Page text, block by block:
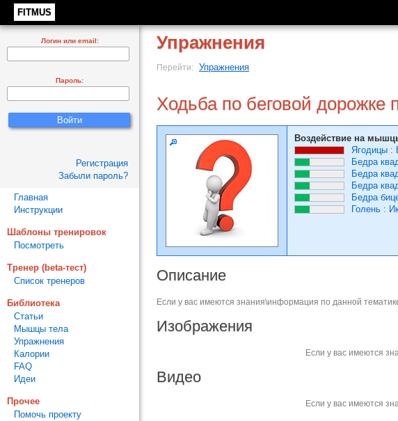
FITMUS
Упражнения
Перейти: Упражнения
Ходьба по беговой
Воздействие на
Ягодицы :
Бедра
Бедра
Бедра
Бедра
Голень :
Описание
Если у вас имеются знания\информация по данной
Изображения
Если у вас имеются
Видео
Если у вас имеются
Логин или email:
Пароль:
Регистрация
Забыли пароль?
Главная
Инструкции
Шаблоны тренировок
Посмотреть
Тренер (beta-тест)
Список тренеров
Библиотека
Статьи
Мышцы тела
Упражнения
Калории
FAQ
Идеи
Прочее
Помочь проекту